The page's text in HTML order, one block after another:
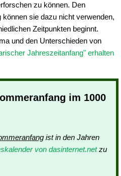
zu können. Den
sie dazu nicht verwenden,
Zeitpunkten beginnt.
und den Unterschieden von
Jahreszeitanfang" erhalten
im 1000
ist in den Jahren
von dasinternet.netzu